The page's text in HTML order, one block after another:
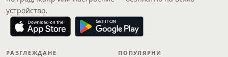
устройство.
РАЗГЛЕЖДАНЕ ПОПУЛЯРНИ